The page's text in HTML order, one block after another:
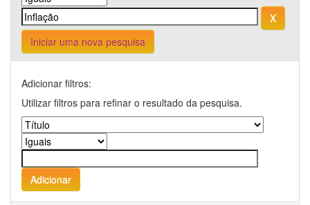
Iniciar uma nova pesquisa
Adicionar filtros:
Utilizar filtros para refinar o resultado da pesquisa.